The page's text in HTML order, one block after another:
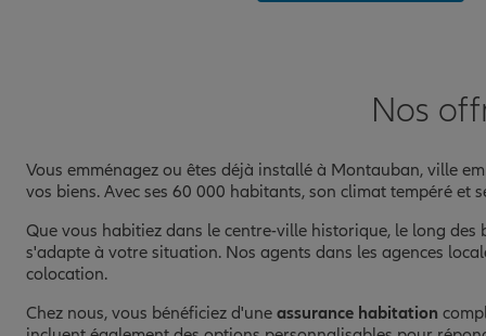
Nos
Vous emménagez ou êtes déjà installé à Montauban, ville
vos biens. Avec ses 60 000 habitants, son climat tempéré
Que vous habitiez dans le centre-ville historique, le long
s'adapte à votre situation. Nos agents dans les agences
colocation.
Chez nous, vous bénéficiez d'une assurance habitation